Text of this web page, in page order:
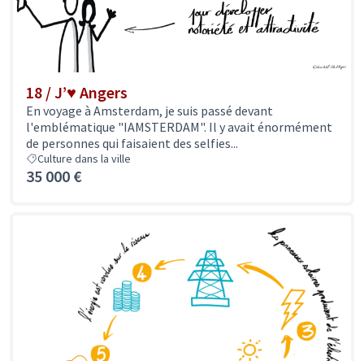
18 / J’♥ Angers
En voyage à Amsterdam, je suis passé devant
l'emblématique "IAMSTERDAM". Il y avait énormément
de personnes qui faisaient des selfies...
Culture dans la ville
35 000 €